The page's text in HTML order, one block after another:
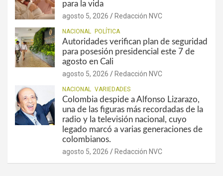
para la vida
agosto 5, 2026 Redacción NVC
NACIONAL POLÍTICA
Autoridades verifican plan de seguridad
para posesión presidencial este 7 de
agosto en Cali
agosto 5, 2026 Redacción NVC
NACIONAL VARIEDADES
Colombia despide a Alfonso Lizarazo,
una de las figuras más recordadas de la
radio y la televisión nacional, cuyo
legado marcó a varias generaciones de
colombianos.
agosto 5, 2026 Redacción NVC